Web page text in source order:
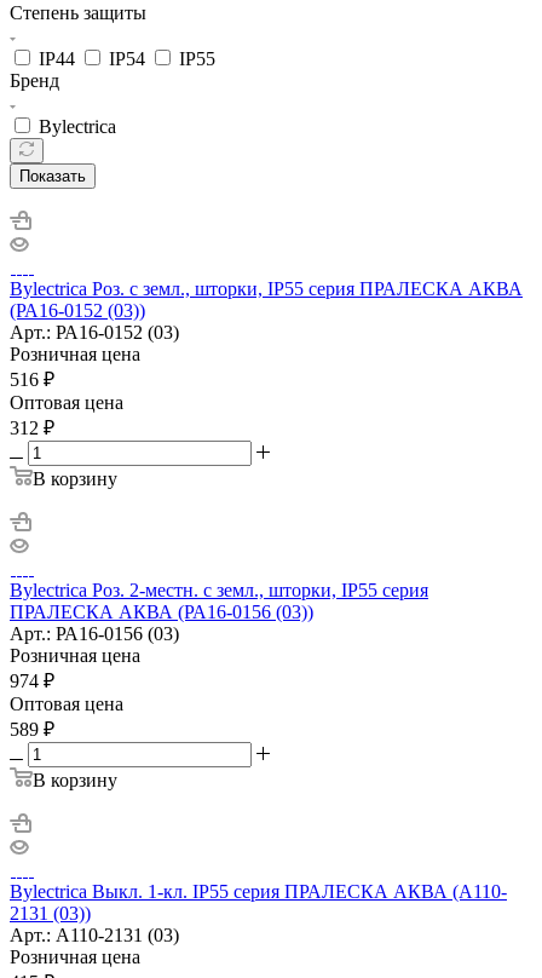
Степень защиты
IP44 IP54
IP55
Бренд
Bylectrica
Показать
Bylectrica Роз. с земл., шторки, IP55 серия ПРАЛЕСКА АКВА
(РА16-0152 (03))
Арт.: РА16-0152 (03)
Розничная цена
516 ₽
Оптовая цена
312 ₽
В корзину
Bylectrica Роз. 2-местн. с земл., шторки, IP55 серия
ПРАЛЕСКА АКВА (РА16-0156 (03))
Арт.: РА16-0156 (03)
Розничная цена
974 ₽
Оптовая цена
589 ₽
В корзину
Bylectrica Выкл. 1-кл. IP55 серия ПРАЛЕСКА АКВА (А110-
2131 (03))
Арт.: А110-2131 (03)
Розничная цена